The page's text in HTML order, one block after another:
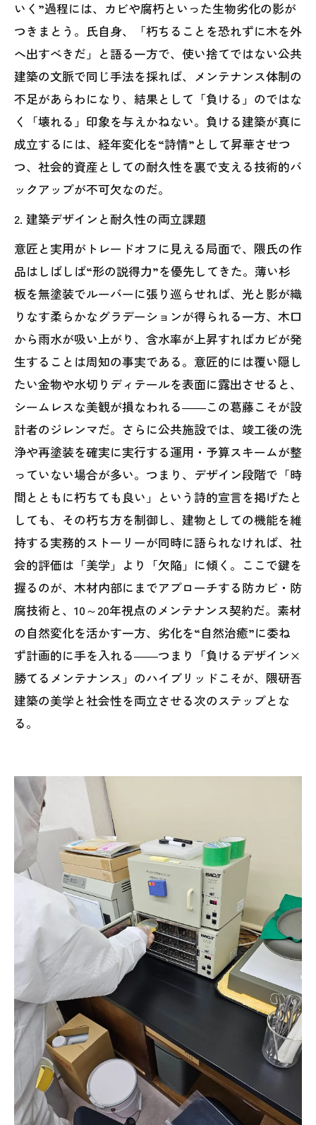
いく”過程には、カビや腐朽といった生物劣化の影が
つきまとう。氏自身、「朽ちることを恐れずに木を外
へ出すべきだ」と語る一方で、使い捨てではない公共
建築の文脈で同じ手法を採れば、メンテナンス体制の
不足があらわになり、結果として「負ける」のではな
く「壊れる」印象を与えかねない。負ける建築が真に
成立するには、経年変化を“詩情”として昇華させつ
つ、社会的資産としての耐久性を裏で支える技術的バ
ックアップが不可欠なのだ。
2. 建築デザインと耐久性の両立課題
意匠と実用がトレードオフに見える局面で、隈氏の作
品はしばしば“形の説得力”を優先してきた。薄い杉
板を無塗装でルーバーに張り巡らせれば、光と影が織
りなす柔らかなグラデーションが得られる一方、木口
から雨水が吸い上がり、含水率が上昇すればカビが発
生することは周知の事実である。意匠的には覆い隠し
たい金物や水切りディテールを表面に露出させると、
シームレスな美観が損なわれる――この葛藤こそが設
計者のジレンマだ。さらに公共施設では、竣工後の洗
浄や再塗装を確実に実行する運用・予算スキームが整
っていない場合が多い。つまり、デザイン段階で「時
間とともに朽ちても良い」という詩的宣言を掲げたと
しても、その朽ち方を制御し、建物としての機能を維
持する実務的ストーリーが同時に語られなければ、社
会的評価は「美学」より「欠陥」に傾く。ここで鍵を
握るのが、木材内部にまでアプローチする防カビ・防
腐技術と、10～20年視点のメンテナンス契約だ。素材
の自然変化を活かす一方、劣化を“自然治癒”に委ね
ず計画的に手を入れる――つまり「負けるデザイン×
勝てるメンテナンス」のハイブリッドこそが、隈研吾
建築の美学と社会性を両立させる次のステップとな
る。